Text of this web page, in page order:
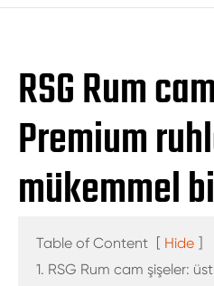
RSG Rum
Premium
mükemmel
Table of Content [ Hide ]
1. RSG Rum cam şişeler: